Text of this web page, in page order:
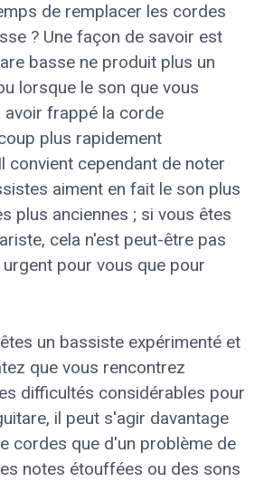
de remplacer les cordes
? Une façon de savoir est
basse ne produit plus un
lorsque le son que vous
frappé la corde
plus rapidement
convient cependant de noter
aiment en fait le son plus
plus anciennes ; si vous êtes
cela n'est peut-être pas
pour vous que pour
un bassiste expérimenté et
que vous rencontrez
difficultés considérables pour
il peut s'agir davantage
cordes que d'un problème de
notes étouffées ou des sons